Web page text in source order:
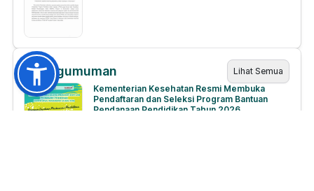
Pengumuman
Lihat Semua
Kementerian Kesehatan Resmi Membuka
Pendaftaran dan Seleksi Program Bantuan
Pendanaan Pendidikan Tahun 2026